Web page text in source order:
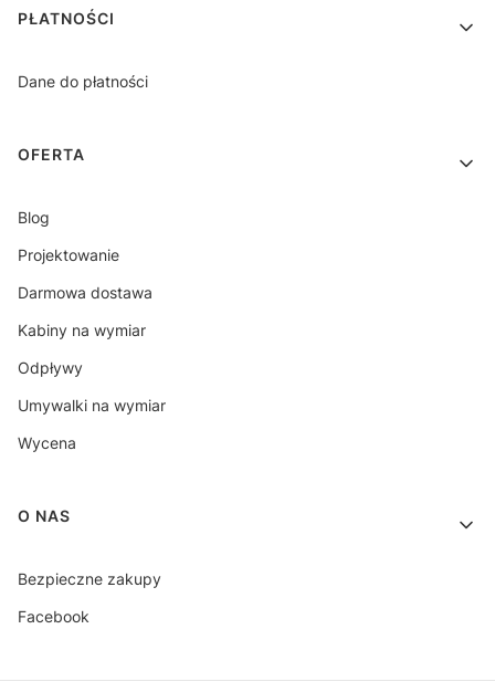
PŁATNOŚCI
Dane do płatności
OFERTA
Blog
Projektowanie
Darmowa dostawa
Kabiny na wymiar
Odpływy
Umywalki na wymiar
Wycena
O NAS
Bezpieczne zakupy
Facebook